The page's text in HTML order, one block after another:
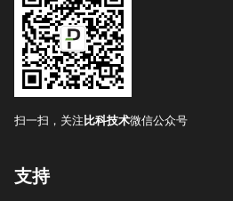
扫一扫，关注 比科技术微信公众号
支持